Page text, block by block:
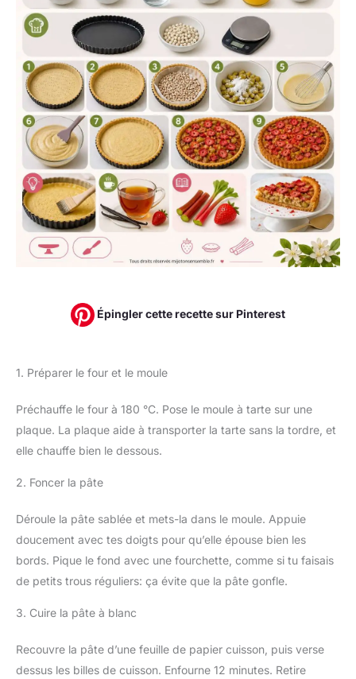
Épingler cette recette sur Pinterest
1. Préparer le four et le moule
Préchauffe le four à 180 °C. Pose le moule à tarte sur une
plaque. La plaque aide à transporter la tarte sans la tordre, et
elle chauffe bien le dessous.
2. Foncer la pâte
Déroule la pâte sablée et mets-la dans le moule. Appuie
doucement avec tes doigts pour qu’elle épouse bien les
bords. Pique le fond avec une fourchette, comme si tu faisais
de petits trous réguliers: ça évite que la pâte gonfle.
3. Cuire la pâte à blanc
Recouvre la pâte d’une feuille de papier cuisson, puis verse
dessus les billes de cuisson. Enfourne 12 minutes. Retire